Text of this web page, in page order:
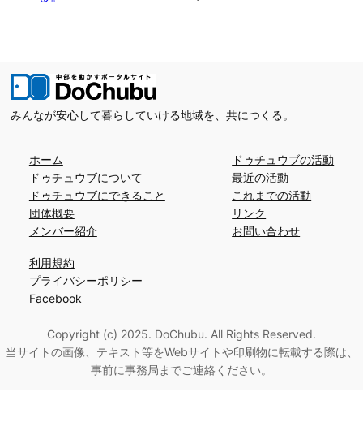
みんなが安心して暮らしていける地域を、共につくる。
ホーム
ドゥチュウブについて
ドゥチュウブにできること
団体概要
メンバー紹介
ドゥチュウブの活動
最近の活動
これまでの活動
リンク
お問い合わせ
利用規約
プライバシーポリシー
Facebook
Copyright (c) 2025. DoChubu. All Rights Reserved.
当サイトの画像、テキスト等をWebサイトや印刷物に転載する際は、
事前に事務局までご連絡ください。